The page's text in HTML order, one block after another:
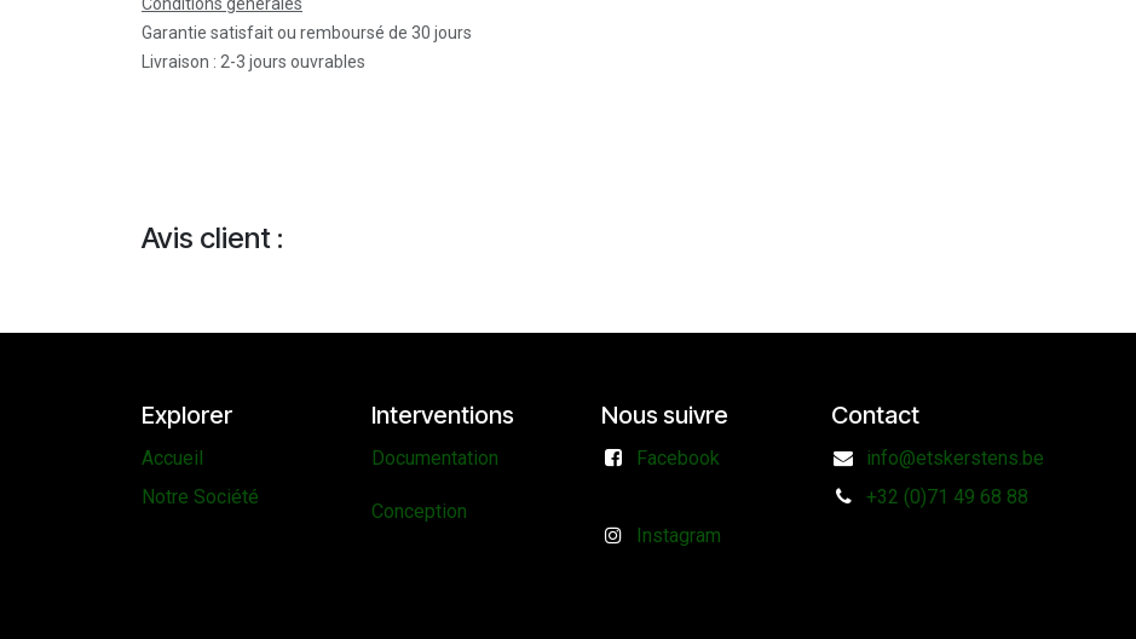
Garantie satisfait ou remboursé de 30 jours
Livraison : 2-3 jours ouvrables
Avis client :
Explorer
Accueil
Notre Société
Interventions
Documentation
Conception
Nous suivre
Facebook
Instagram
Contact
info@etskerstens.be
+32 (0)71 49 68 88